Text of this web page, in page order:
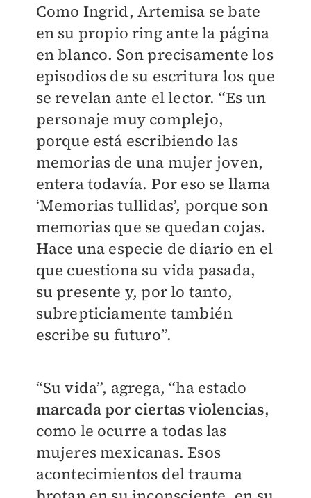
Como Ingrid, Artemisa se bate
en su propio ring ante la página
en blanco. Son precisamente los
episodios de su escritura los que
se revelan ante el lector. “Es un
personaje muy complejo,
porque está escribiendo las
memorias de una mujer joven,
entera todavía. Por eso se llama
‘Memorias tullidas’, porque son
memorias que se quedan cojas.
Hace una especie de diario en el
que cuestiona su vida pasada,
su presente y, por lo tanto,
subrepticiamente también
escribe su futuro”.
“Su vida”, agrega, “ha estado
marcada por ciertas violencias,
como le ocurre a todas las
mujeres mexicanas. Esos
acontecimientos del trauma